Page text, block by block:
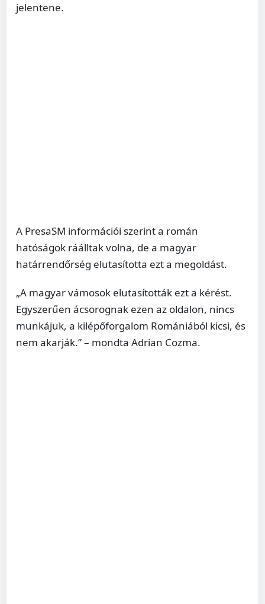
jelentene.
A PresaSM információi szerint a román
hatóságok ráálltak volna, de a magyar
határrendőrség elutasította ezt a megoldást.
„A magyar vámosok elutasították ezt a kérést.
Egyszerűen ácsorognak ezen az oldalon, nincs
munkájuk, a kilépőforgalom Romániából kicsi, és
nem akarják.” – mondta Adrian Cozma.